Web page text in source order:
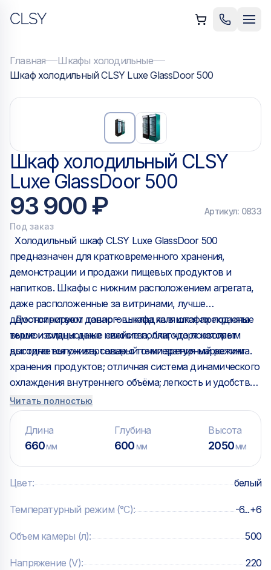
CLSY Позвонить
меню
Главная
Шкафы холодильные
Шкаф холодильный CLSY Luxe GlassDoor 500
Шкаф холодильный CLSY
Luxe GlassDoor 500
93 900 ₽ Артикул: 0833
Под заказ
Холодильный шкаф CLSY Luxe GlassDoor 500
предназначен для кратковременного хранения,
демонстрации и продажи пищевых продуктов и
напитков. Шкафы с нижним расположением агрегата,
даже расположенные за витринами, лучше
демонстрируют товар – выкладка в шкафах поднята
выше и видны даже нижние полки, что позволяет
выгодно выложить товар с точки зрения маркетинга.
Достоинством данного шкафа являются прекрасные
термоизоляционные свойства, благодаря которым
достигается универсальный температурный режим
хранения продуктов; отличная система динамического
охлаждения внутреннего объёма; легкость и удобство
в обслуживании и эксплуатации. Применение
светодиодной подсветки обеспечивает великолепное
освещение выкладки товара, большой срок службы и
низкое энергопотребление.
Читать полностью
Длина
660мм
Глубина
600мм
Высота
2050мм
Цвет: белый
Температурный режим (°C): -6...+6
Объем камеры (л): 500
Напряжение (V): 220